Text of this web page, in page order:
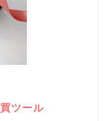
ツール
メ案件